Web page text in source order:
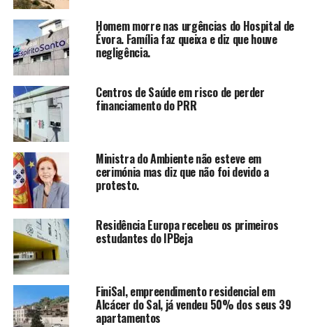
Homem morre nas urgências do Hospital de
Évora. Família faz queixa e diz que houve
negligência.
Centros de Saúde em risco de perder
financiamento do PRR
Ministra do Ambiente não esteve em
cerimónia mas diz que não foi devido a
protesto.
Residência Europa recebeu os primeiros
estudantes do IPBeja
FiniSal, empreendimento residencial em
Alcácer do Sal, já vendeu 50% dos seus 39
apartamentos